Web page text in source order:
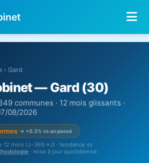
› Gard
— Gard (30)
communes · 12 mois glissants ·
08/2026
→ +0.3% vs an passé
12 mois (J−365→J) · tendance vs
· mise à jour quotidienne